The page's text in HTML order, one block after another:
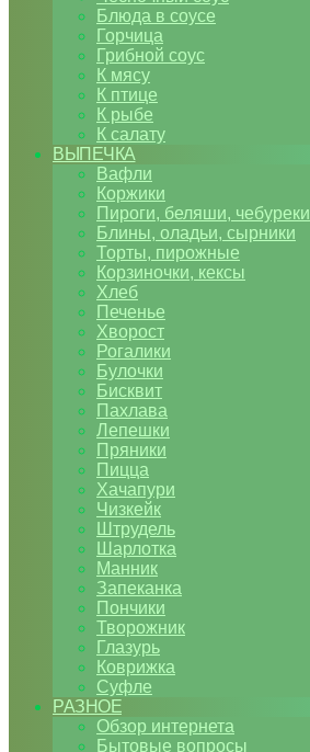
Блюда в соусе
Горчица
Грибной соус
К мясу
К птице
К рыбе
К салату
ВЫПЕЧКА
Вафли
Коржики
Пироги, беляши, чебуреки
Блины, оладьи, сырники
Торты, пирожные
Корзиночки, кексы
Хлеб
Печенье
Хворост
Рогалики
Булочки
Бисквит
Пахлава
Лепешки
Пряники
Пицца
Хачапури
Чизкейк
Штрудель
Шарлотка
Манник
Запеканка
Пончики
Творожник
Глазурь
Коврижка
Суфле
РАЗНОЕ
Обзор интернета
Бытовые вопросы